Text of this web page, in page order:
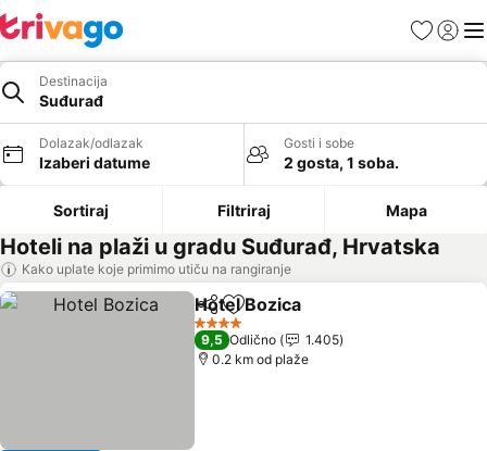
FavoritiPrijavi
Destinacija
Suđurađ
Dolazak/odlazak
Izaberi datume
Gosti i sobe
2 gosta, 1 soba.
Sortiraj Filtriraj Mapa
Hoteli na plaži u gradu Suđurađ, Hrvatska
Kako uplate koje primimo utiču na rangiranje
Deli Dodati u favorite
Hotel Bozica
4 Zvezdice
9,5 Odlično
1.405
0.2 km od plaže